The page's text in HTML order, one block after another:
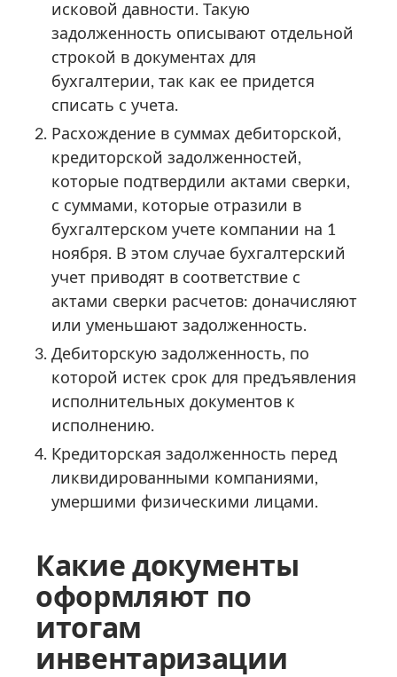
исковой давности. Такую
задолженность описывают отдельной
строкой в документах для
бухгалтерии, так как ее придется
списать с учета.
Расхождение в суммах дебиторской,
кредиторской задолженностей,
которые подтвердили актами сверки,
с суммами, которые отразили в
бухгалтерском учете компании на 1
ноября. В этом случае бухгалтерский
учет приводят в соответствие с
актами сверки расчетов: доначисляют
или уменьшают задолженность.
Дебиторскую задолженность, по
которой истек срок для предъявления
исполнительных документов к
исполнению.
Кредиторская задолженность перед
ликвидированными компаниями,
умершими физическими лицами.
Какие документы
оформляют по
итогам
инвентаризации